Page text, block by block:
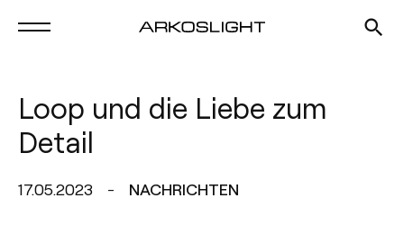
Loop und die Liebe zum
Detail
17.05.2023 NACHRICHTEN